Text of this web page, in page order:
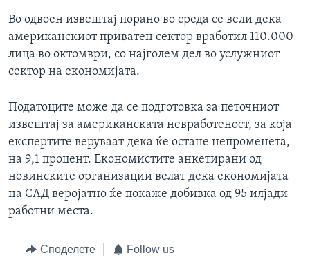
Во одвоен извештај порано во среда се вели дека
американскиот приватен сектор вработил 110.000
лица во октомври, со најголем дел во услужниот
сектор на економијата.
Податоците може да се подготовка за петочниот
извештај за американската невработеност, за која
експертите веруваат дека ќе остане непроменета,
на 9,1 процент. Економистите анкетирани од
новинските организации велат дека економијата
на САД веројатно ќе покаже добивка од 95 илјади
работни места.
Споделете Follow us